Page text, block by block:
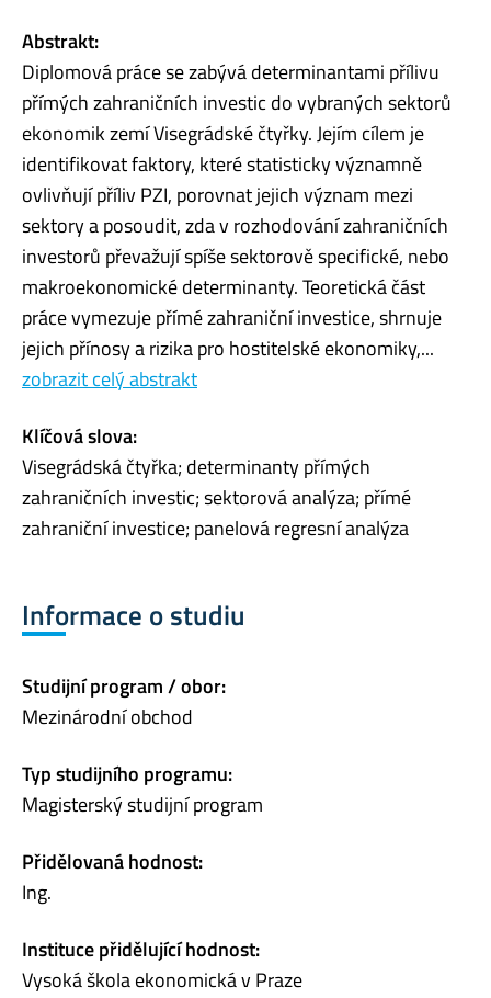
Abstrakt:
Diplomová práce se zabývá determinantami přílivu
přímých zahraničních investic do vybraných sektorů
ekonomik zemí Visegrádské čtyřky. Jejím cílem je
identifikovat faktory, které statisticky významně
ovlivňují příliv PZI, porovnat jejich význam mezi
sektory a posoudit, zda v rozhodování zahraničních
investorů převažují spíše sektorově specifické, nebo
makroekonomické determinanty. Teoretická část
práce vymezuje přímé zahraniční investice, shrnuje
jejich přínosy a rizika pro hostitelské ekonomiky,...
zobrazit celý abstrakt
Klíčová slova:
Visegrádská čtyřka; determinanty přímých
zahraničních investic; sektorová analýza; přímé
zahraniční investice; panelová regresní analýza
Informace o studiu
Studijní program / obor:
Mezinárodní obchod
Typ studijního programu:
Magisterský studijní program
Přidělovaná hodnost:
Ing.
Instituce přidělující hodnost:
Vysoká škola ekonomická v Praze